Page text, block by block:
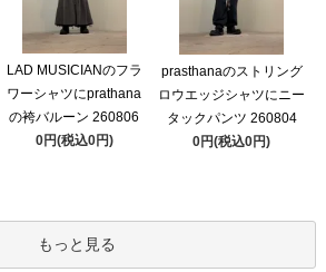
LAD MUSICIANのフラ
ワーシャツにprathana
の袴バルーン 260806
0円(税込0円)
prasthanaのストリング
ロウエッジシャツにニー
タックパンツ 260804
0円(税込0円)
もっと見る